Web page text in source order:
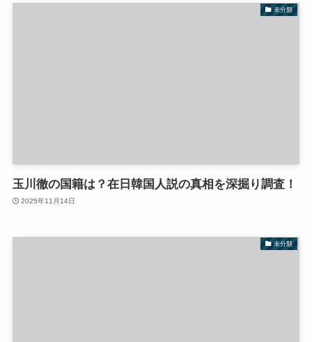
未分類
玉川徹の国籍は？在日韓国人説の真相を深掘り調査！
2025年11月14日
未分類